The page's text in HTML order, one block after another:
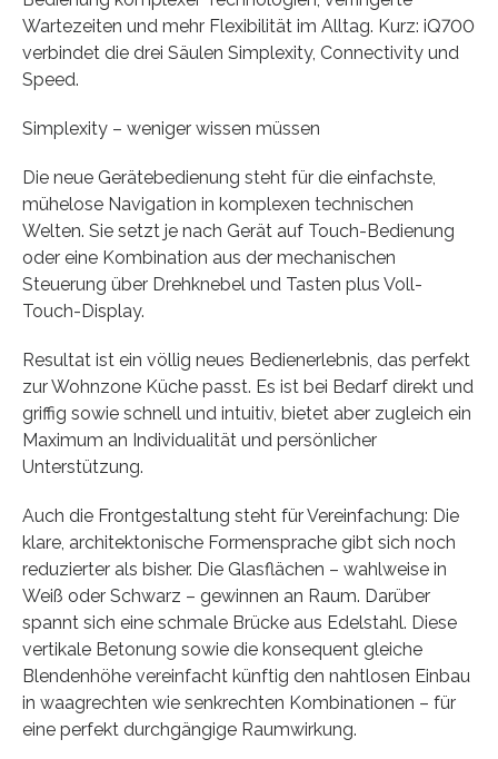
Wartezeiten und mehr Flexibilität im Alltag. Kurz: iQ700
verbindet die drei Säulen Simplexity, Connectivity und
Speed.
Simplexity – weniger wissen müssen
Die neue Gerätebedienung steht für die einfachste,
mühelose Navigation in komplexen technischen
Welten. Sie setzt je nach Gerät auf Touch-Bedienung
oder eine Kombination aus der mechanischen
Steuerung über Drehknebel und Tasten plus Voll-
Touch-Display.
Resultat ist ein völlig neues Bedienerlebnis, das perfekt
zur Wohnzone Küche passt. Es ist bei Bedarf direkt und
griffig sowie schnell und intuitiv, bietet aber zugleich ein
Maximum an Individualität und persönlicher
Unterstützung.
Auch die Frontgestaltung steht für Vereinfachung: Die
klare, architektonische Formensprache gibt sich noch
reduzierter als bisher. Die Glasflächen – wahlweise in
Weiß oder Schwarz – gewinnen an Raum. Darüber
spannt sich eine schmale Brücke aus Edelstahl. Diese
vertikale Betonung sowie die konsequent gleiche
Blendenhöhe vereinfacht künftig den nahtlosen Einbau
in waagrechten wie senkrechten Kombinationen – für
eine perfekt durchgängige Raumwirkung.